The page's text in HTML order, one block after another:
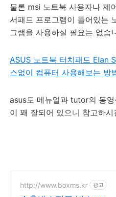
물론 msi 노트북 사용자나 제
서패드 프로그램이 들어있는
그램을 사용하실 필요는 없습
ASUS 노트북 터치패드 Elan
스없이 컴퓨터 사용해보는 방
asus도 메뉴얼과 tutor의 동
이 꽤 잘되어 있으니 참고하시
http://www.boxms.kr 광고